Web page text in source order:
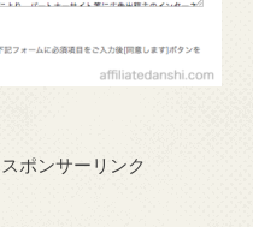
スポンサーリンク